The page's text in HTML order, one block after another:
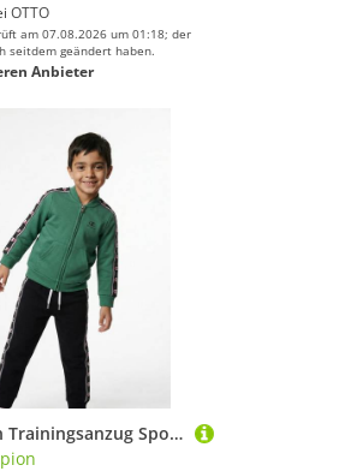
OTTO
am 07.08.2026 um 01:18; der
seitdem geändert haben.
Anbieter
Champion Trainingsanzug Sports-inspired Toddler Terry Full Zip Sweatsuit with tape detailing (2-tlg), Zweiteiliges Set, mit Reißverschluss, aus Baumwolle und Polyester